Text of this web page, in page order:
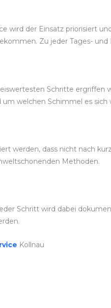
wird der Einsatz priorisiert
Zu jeder Tages- und
Schritte ergriffen
welchen Schimmel es sich
werden, dass nicht nach
Methoden.
Schritt wird dabei
Kollnau